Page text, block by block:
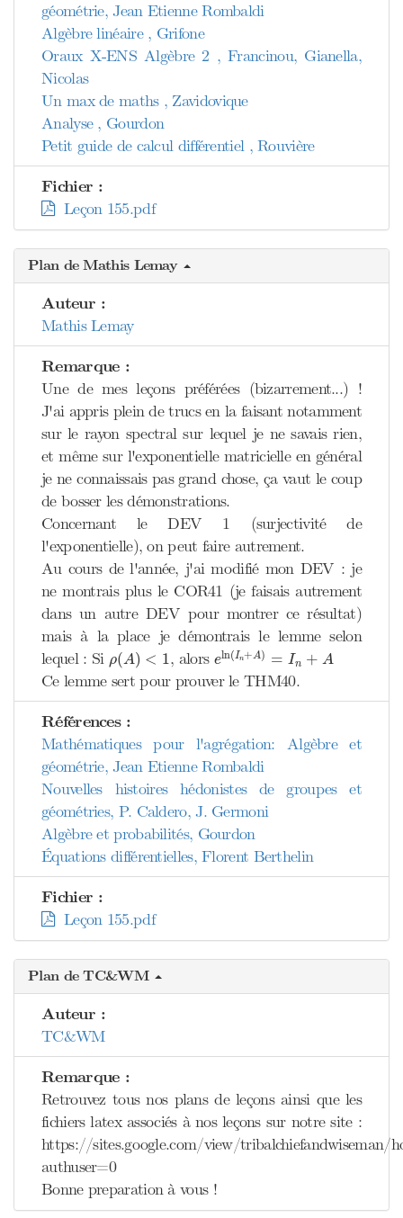
géométrie, Jean Etienne Rombaldi
Algèbre linéaire , Grifone
Oraux X-ENS Algèbre 2 , Francinou, Gianella,
Nicolas
Un max de maths , Zavidovique
Analyse , Gourdon
Petit guide de calcul différentiel , Rouvière
Fichier :
Leçon 155.pdf
Plan de Mathis Lemay
Auteur :
Mathis Lemay
Remarque :
Une de mes leçons préférées (bizarrement...) !
J'ai appris plein de trucs en la faisant notamment
sur le rayon spectral sur lequel je ne savais rien,
et même sur l'exponentielle matricielle en général
je ne connaissais pas grand chose, ça vaut le coup
de bosser les démonstrations.
Concernant le DEV 1 (surjectivité de
l'exponentielle), on peut faire autrement.
Au cours de l'année, j'ai modifié mon DEV : je
ne montrais plus le COR41 (je faisais autrement
dans un autre DEV pour montrer ce résultat)
mais à la place je démontrais le lemme selon
lequel : Si ρ(A) < 1
(A) <1 , alors eln(In+A) = In + A
ln( n + = A
Ce lemme sert pour prouver le THM40.
Références :
Mathématiques pour l'agrégation: Algèbre et
géométrie, Jean Etienne Rombaldi
Nouvelles histoires hédonistes de groupes et
géométries, P. Caldero, J. Germoni
Algèbre et probabilités, Gourdon
Équations différentielles, Florent Berthelin
Fichier :
Leçon 155.pdf
Plan de TC&WM
Auteur :
TC&WM
Remarque :
Retrouvez tous nos plans de leçons ainsi que les
fichiers latex associés à nos leçons sur notre site :
https://sites.google.com/view/tribalchiefandwiseman/
authuser=0
Bonne preparation à vous !